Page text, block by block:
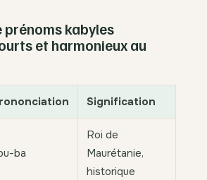
prénoms kabyles
et harmonieux au
Signification
ba
Roi de
Maurétanie,
historique